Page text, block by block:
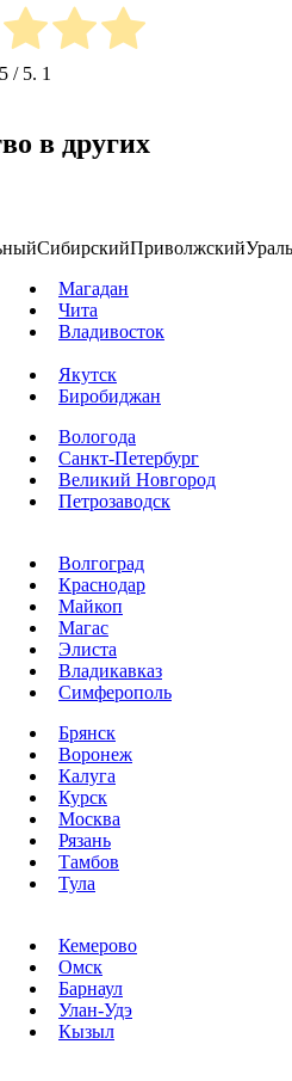
5 / 5. 1
в других
СибирскийПриволжский
Магадан
Чита
Владивосток
Якутск
Биробиджан
Вологода
Санкт-Петербург
Великий Новгород
Петрозаводск
Волгоград
Краснодар
Майкоп
Магас
Элиста
Владикавказ
Симферополь
Брянск
Воронеж
Калуга
Курск
Москва
Рязань
Тамбов
Тула
Кемерово
Омск
Барнаул
Улан-Удэ
Кызыл